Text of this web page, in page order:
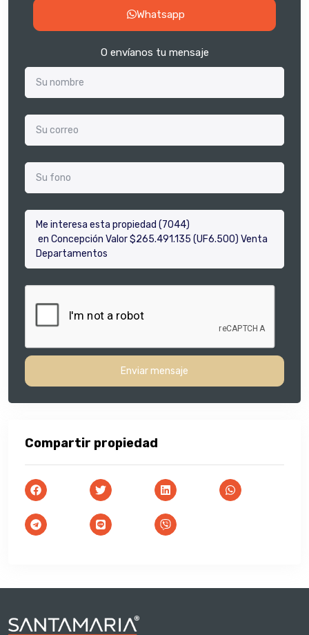
Whatsapp
O envíanos tu mensaje
Enviar mensaje
Compartir propiedad